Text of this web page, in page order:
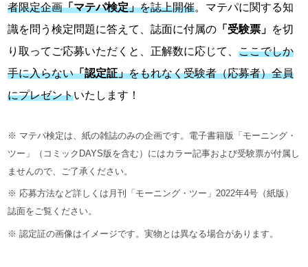
者限定企画「マテパ検定」を誌上開催。マテパに関する知
識を問う検定問題に答えて、誌面に付属の 「受験票」 を切
り取ってご応募いただくと、正解数に応じて、ここでしか
手に入らない「認定証」をもれなく受験者（応募者）全員
にプレゼントいたします！
※ マテパ検定は、紙の雑誌のみの企画です。電子書籍版「モーニング・
ツー」（コミックDAYS版を含む）にはカラー記事および受験票が付属し
ませんので、ご了承ください。
※ 応募方法など詳しくは月刊「モーニング・ツー」2022年4号（紙版）
誌面をご覧ください。
※ 認定証の画像はイメージです。実物とは異なる場合があります。